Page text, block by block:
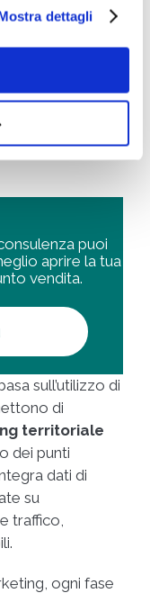
dettagli
Intelligence
geointelligence
per
dellalocation
puoi
aprire la tua
vendita.
sull’utilizzo di
di
territoriale
dei punti
dati di
su
traffico,
ogni fase